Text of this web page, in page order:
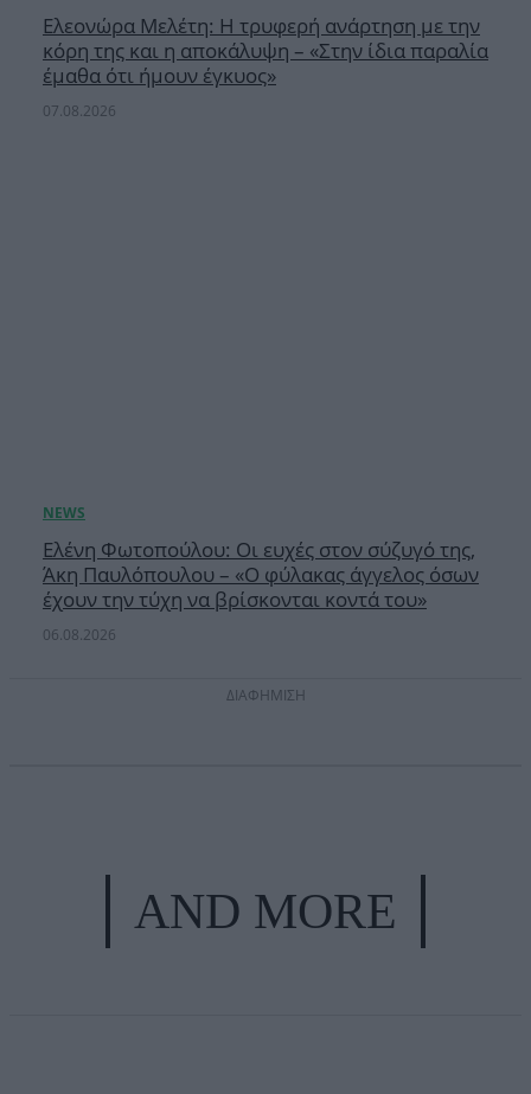
Ελεονώρα Μελέτη: Η τρυφερή ανάρτηση με την
κόρη της και η αποκάλυψη – «Στην ίδια παραλία
έμαθα ότι ήμουν έγκυος»
07.08.2026
Ελένη Φωτοπούλου: Οι ευχές στον σύζυγό της,
Άκη Παυλόπουλου – «Ο φύλακας άγγελος όσων
έχουν την τύχη να βρίσκονται κοντά του»
06.08.2026
ΔΙΑΦΗΜΙΣΗ
AND MORE